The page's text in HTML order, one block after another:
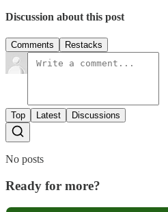
Discussion about this post
Comments Restacks
Top Latest Discussions
No posts
Ready for more?